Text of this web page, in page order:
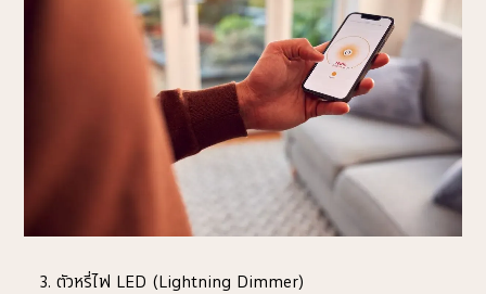
3. ตัวหรี่ไฟ LED (Lightning Dimmer)